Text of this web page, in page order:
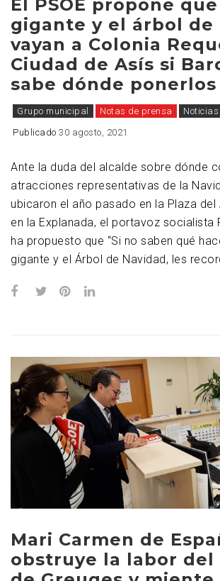
El PSOE propone
gigante y el árbol de
vayan a Colonia
Ciudad de Asís si
sabe dónde ponerlos
Grupo municipal Notas de prensa
Noticias
Publicado 30 agosto, 2021
Ante la duda del alcalde sobre dónde
atracciones representativas de la
ubicaron el año pasado en la Plaza del
en la Explanada, el portavoz socialista
ha propuesto que “Si no saben qué
gigante y el Árbol de Navidad, les
Mari Carmen de
obstruye la labor del